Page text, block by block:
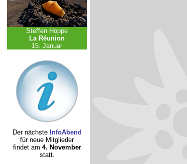
Steffen Hoppe
La Réunion
15. Januar
Der nächste InfoAbend
für neue Mitglieder
findet am 4. November
statt.